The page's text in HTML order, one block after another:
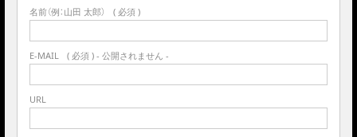
名前（例：山田 太郎） ( 必須 )
E-MAIL ( 必須 ) - 公開されません -
URL